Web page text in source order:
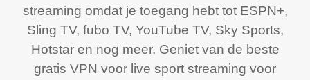
streaming omdat je toegang hebt tot ESPN+,
Sling TV, fubo TV, YouTube TV, Sky Sports,
Hotstar en nog meer. Geniet van de beste
gratis VPN voor live sport streaming voor